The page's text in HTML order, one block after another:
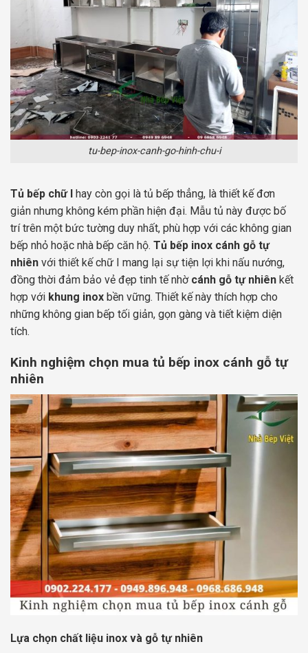
tu-bep-inox-canh-go-hinh-chu-i
Tủ bếp chữ I hay còn gọi là tủ bếp thẳng, là thiết kế đơn
giản nhưng không kém phần hiện đại. Mẫu tủ này được bố
trí trên một bức tường duy nhất, phù hợp với các không gian
bếp nhỏ hoặc nhà bếp căn hộ. Tủ bếp inox cánh gỗ tự
nhiên với thiết kế chữ I mang lại sự tiện lợi khi nấu nướng,
đồng thời đảm bảo vẻ đẹp tinh tế nhờ cánh gỗ tự nhiên kết
hợp với khung inox bền vững. Thiết kế này thích hợp cho
những không gian bếp tối giản, gọn gàng và tiết kiệm diện
tích.
Kinh nghiệm chọn mua tủ bếp inox cánh gỗ tự
nhiên
Lựa chọn chất liệu inox và gỗ tự nhiên